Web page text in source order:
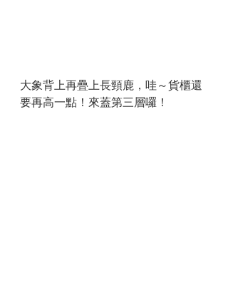
大象背上再疊上長頸鹿，哇～貨櫃還
要再高一點！來蓋第三層囉！